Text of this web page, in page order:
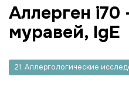
Аллерген
муравей, IgE
21. Аллергологические